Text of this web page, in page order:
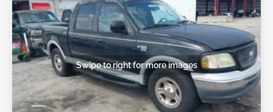
Swipe to right for more images